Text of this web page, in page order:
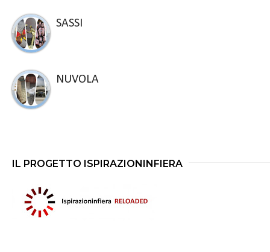
SASSI
NUVOLA
IL PROGETTO ISPIRAZIONINFIERA